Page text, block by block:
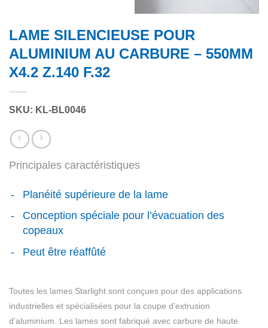
LAME SILENCIEUSE POUR
ALUMINIUM AU CARBURE – 550MM
X4.2 Z.140 F.32
SKU: KL-BL0046
Principales caractéristiques
Planéité supérieure de la lame
Conception spéciale pour l’évacuation des
copeaux
Peut être réaffûté
Toutes les lames Starlight sont conçues pour des applications
industrielles et spécialisées pour la coupe d’extrusion
d’aluminium. Les lames sont fabriqué avec carbure de haute